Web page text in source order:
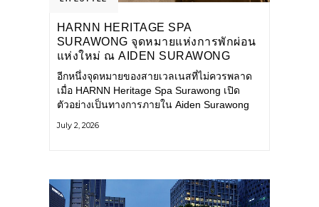
HARNN HERITAGE SPA
SURAWONG จุดหมายแห่งการพักผ่อน
แห่งใหม่ ณ AIDEN SURAWONG
BANGKOK
อีกหนึ่งจุดหมายของสายเวลเนสที่ไม่ควรพลาด
เมื่อ HARNN Heritage Spa Surawong เปิด
ตัวอย่างเป็นทางการภายใน Aiden Surawong
ของเมืองใหญ่ มาสัมผัสประสบการณ์การพักผ่อน
July 2, 2026